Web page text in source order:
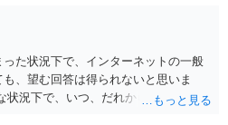
た状況下で、インターネットの一般
、望む回答は得られないと思いま
状況下で、いつ、だれからどのような